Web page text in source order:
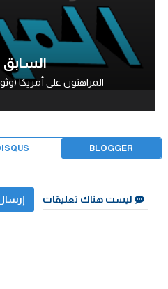
السابق
المراهنون على أمريكا
BLOGGER
ليست هناك تعليقات